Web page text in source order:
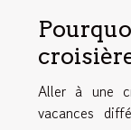
Aller à une
vacances